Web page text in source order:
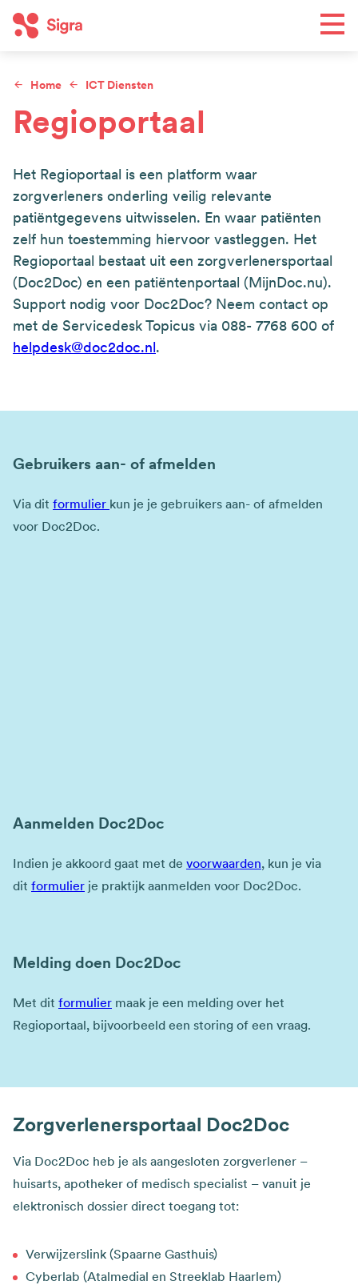
Overslaan
gaan
Top
navigation
Wie we zijn
Contact
Word lid
Hoofdnavigatie
Wat we doen
Regio's
Agenda
Nieuws
Kruimelpad
Home ICT Diensten
Regioportaal
Het Regioportaal is een platform waar
zorgverleners onderling veilig relevante
patiëntgegevens uitwisselen. En waar patiënten
zelf hun toestemming hiervoor vastleggen. Het
Regioportaal bestaat uit een zorgverlenersportaal
(Doc2Doc) en een patiëntenportaal (MijnDoc.nu).
Support nodig voor Doc2Doc? Neem contact op
met de Servicedesk Topicus via 088- 7768 600 of
helpdesk@doc2doc.nl.
Gebruikers aan- of afmelden
Via dit formulier kun je je gebruikers aan- of afmelden
voor Doc2Doc.
Aanmelden Doc2Doc
Indien je akkoord gaat met de voorwaarden, kun je via
dit formulier je praktijk aanmelden voor Doc2Doc.
Melding doen Doc2Doc
Met dit formulier maak je een melding over het
Regioportaal, bijvoorbeeld een storing of een vraag.
Zorgverlenersportaal Doc2Doc
Via Doc2Doc heb je als aangesloten zorgverlener –
huisarts, apotheker of medisch specialist – vanuit je
elektronisch dossier direct toegang tot:
Verwijzerslink (Spaarne Gasthuis)
Cyberlab (Atalmedial en Streeklab Haarlem)